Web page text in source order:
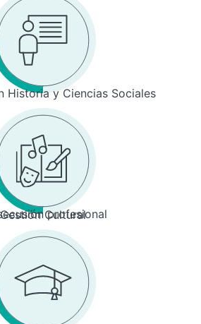
Historia y Ciencias Sociales
profesional
Gestión Cultural